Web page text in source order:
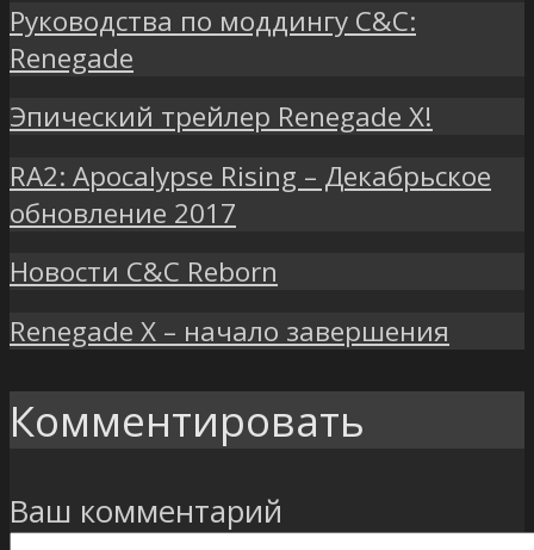
Руководства по моддингу C&C:
Renegade
Эпический трейлер Renegade X!
RA2: Apocalypse Rising – Декабрьское
обновление 2017
Новости C&C Reborn
Renegade X – начало завершения
Комментировать
Ваш комментарий